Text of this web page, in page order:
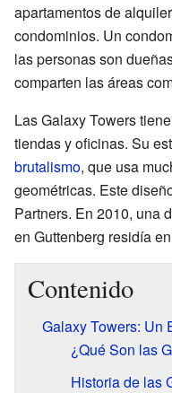
apartamentos de
condominios. Un
las personas son
comparten las áreas
Las Galaxy Towers
tiendas y oficinas. Su
brutalismo, que usa
geométricas. Este
Partners. En 2010, una
en Guttenberg residía
Contenido
Galaxy Towers: Un
¿Qué Son las
Historia de las